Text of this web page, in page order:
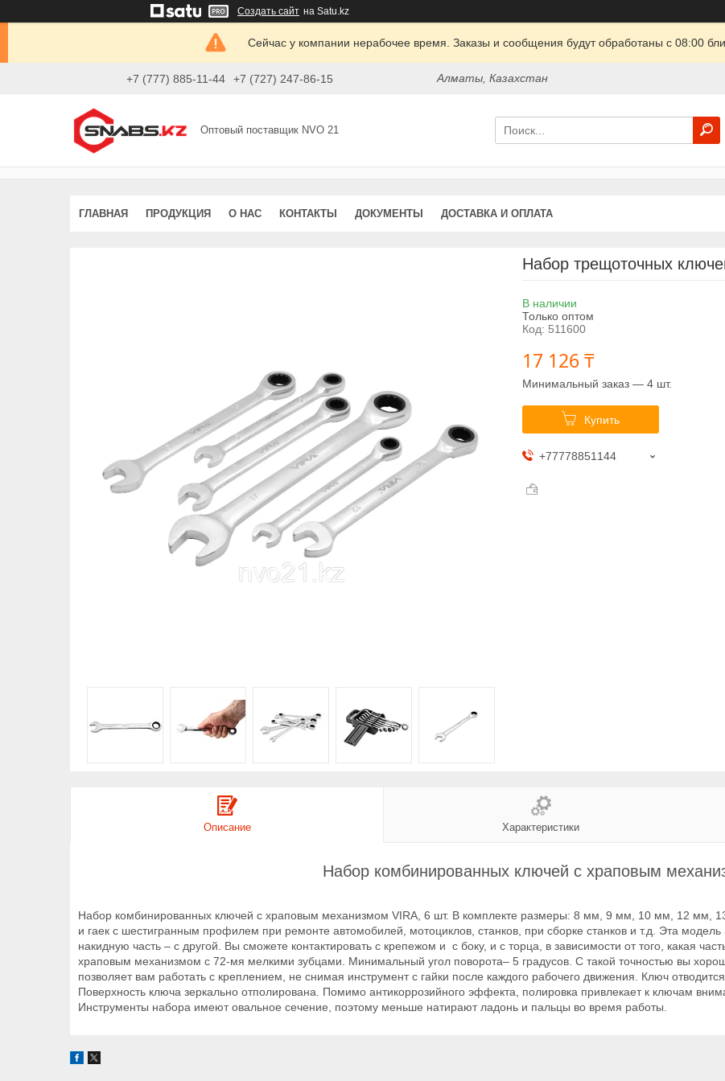
Создать сайт на Satu.kz
Сейчас у компании нерабочее время. Заказы и сообщения будут обработаны с 08:00
+7 (777) 885-11-44 +7 (727) 247-86-15 Алматы, Казахстан
Оптовый поставщик NVO 21
ГЛАВНАЯ ПРОДУКЦИЯ О НАС КОНТАКТЫ ДОКУМЕНТЫ ДОСТАВКА И ОПЛАТА
Набор трещоточных
В наличии
Только оптом
Код: 511600
17 126 ₸
Минимальный заказ — 4 шт.
Купить
+77778851144
Описание Характеристики
Набор комбинированных ключей с храповым
Набор комбинированных ключей с храповым механизмом VIRA, 6 шт. В комплекте размеры: 8 мм, 9 мм, 10 мм, 12 мм,
и гаек с шестигранным профилем при ремонте автомобилей, мотоциклов, станков, при сборке станков и т.д. Эта
накидную часть – с другой. Вы сможете контактировать с крепежом и с боку, и с торца, в зависимости от того, какая
храповым механизмом с 72-мя мелкими зубцами. Минимальный угол поворота– 5 градусов. С такой точностью вы
позволяет вам работать с креплением, не снимая инструмент с гайки после каждого рабочего движения. Ключ
Поверхность ключа зеркально отполирована. Помимо антикоррозийного эффекта, полировка привлекает к ключам
Инструменты набора имеют овальное сечение, поэтому меньше натирают ладонь и пальцы во время работы.